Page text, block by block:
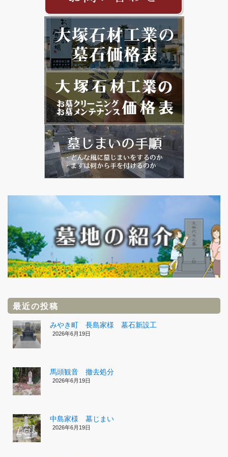
最近の投稿
みやき町 長島家様 墓石新設工
2026年6月19日
馬頭観音 撤去処分
2026年6月19日
中島家様 墓じまい
2026年6月19日